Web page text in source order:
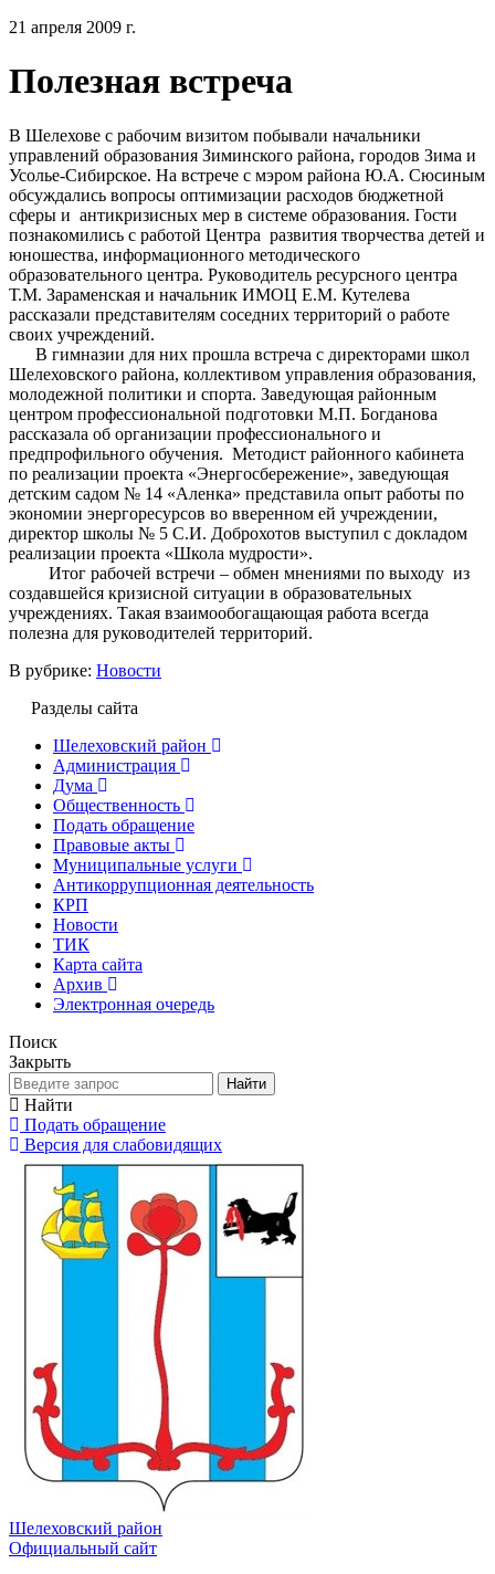
21 апреля 2009 г.
Полезная встреча
В Шелехове с рабочим визитом побывали начальники
управлений образования Зиминского района, городов Зима и
Усолье-Сибирское. На встрече с мэром района Ю.А. Сюсиным
обсуждались вопросы оптимизации расходов бюджетной
сферы и антикризисных мер в системе образования. Гости
познакомились с работой Центра развития творчества детей и
юношества, информационного методического
образовательного центра. Руководитель ресурсного центра
Т.М. Зараменская и начальник ИМОЦ Е.М. Кутелева
рассказали представителям соседних территорий о работе
своих учреждений.
В гимназии для них прошла встреча с директорами школ
Шелеховского района, коллективом управления образования,
молодежной политики и спорта. Заведующая районным
центром профессиональной подготовки М.П. Богданова
рассказала об организации профессионального и
предпрофильного обучения. Методист районного кабинета
по реализации проекта «Энергосбережение», заведующая
детским садом № 14 «Аленка» представила опыт работы по
экономии энергоресурсов во вверенном ей учреждении,
директор школы № 5 С.И. Доброхотов выступил с докладом
реализации проекта «Школа мудрости».
Итог рабочей встречи – обмен мнениями по выходу из
создавшейся кризисной ситуации в образовательных
учреждениях. Такая взаимообогащающая работа всегда
полезна для руководителей территорий.
В рубрике: Новости
Разделы сайта
Шелеховский район
Администрация
Дума
Общественность
Подать обращение
Правовые акты
Муниципальные услуги
Антикоррупционная деятельность
КРП
Новости
ТИК
Карта сайта
Архив
Электронная очередь
Поиск
Закрыть
Найти
Найти
Подать обращение
Версия для слабовидящих
Шелеховский район
Официальный сайт